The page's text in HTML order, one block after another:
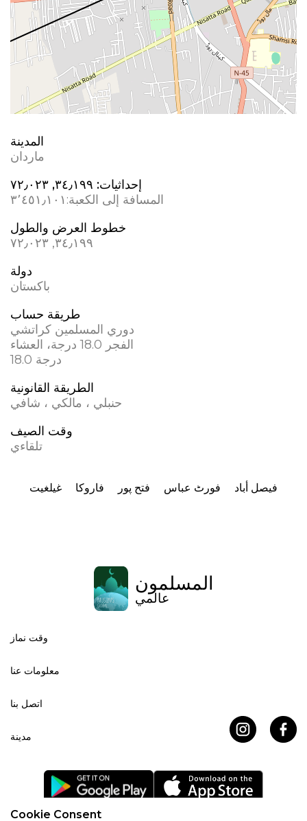
Cookie Consent
المدينة
ماردان
إحداثيات: ٣٤٫١٩٩, ٧٢٫٠٢٣
المسافة إلى الكعبة: ٣٬٤٥١٫١٠١
خطوط العرض والطول
٣٤٫١٩٩, ٧٢٫٠٢٣
دولة
باكستان
طريقة حساب
دوري المسلمين كراتشي
الفجر 18.0 درجة، العشاء
18.0 درجة
الطريقة القانونية
حنبلي ، مالكي ، شافي
وقت الصيف
تلقاءي
غيلغيت فاروکا فتح پور فورٹ عباس فيصل أباد
المسلمون
عالمي
وقت نماز
معلومات عنا
اتصل بنا
مدينة